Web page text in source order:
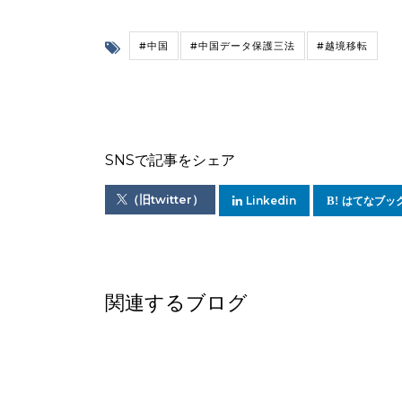
#中国 #中国データ保護三法 #越境移転
SNSで記事をシェア
（旧twitter） Linkedin はてなブッ
関連するブログ